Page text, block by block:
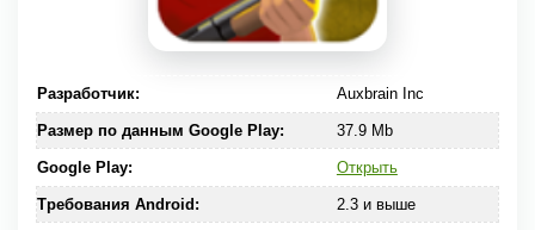
Разработчик: Auxbrain Inc
Размер по данным Google Play: 37.9 Mb
Google Play: Открыть
Требования Android: 2.3 и выше